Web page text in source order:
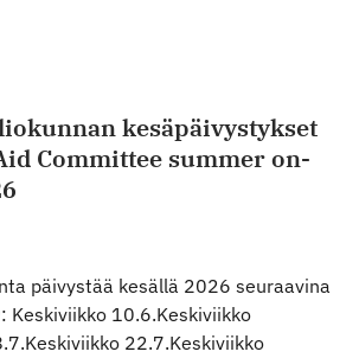
kesäpäivystykset
Committee summer on-
päivystää kesällä 2026 seuraavina
Keskiviikko 10.6.Keskiviikko
22.7.Keskiviikko